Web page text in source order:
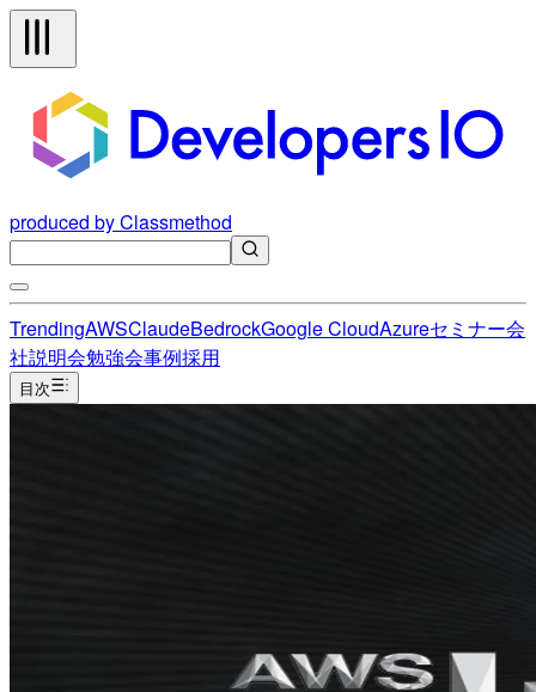
produced by Classmethod
TrendingAWSClaudeBedrockGoogle CloudAzureセミナー会
社説明会勉強会事例採用
目次